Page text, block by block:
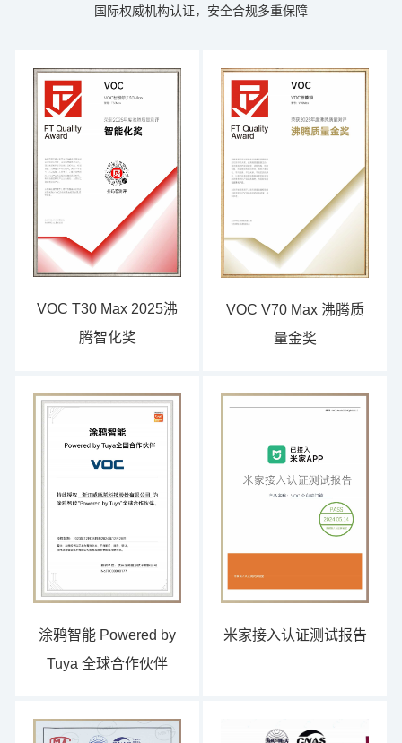
国际权威机构认证，安全合规多重保障
VOC T30 Max 2025沸
腾智化奖
VOC V70 Max 沸腾质
量金奖
涂鸦智能 Powered by
Tuya 全球合作伙伴
米家接入认证测试报告